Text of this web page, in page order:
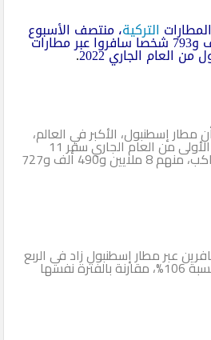
التركية، منتصف الأسبوع
من العام الجاري 2022 .
إسطنبول، الأكبر في العالم،
شهد خلال الأشهر الثلاثة الأولى من العام الجاري سفر 11
مليون و414 ألف و230 راكب، منهم 8 ملايين و490 ألف و727
عبر مطار إسطنبول زاد في الربع
الأول من العام الجاري، بنسبة 106%، مقارنة بالفترة نفسها